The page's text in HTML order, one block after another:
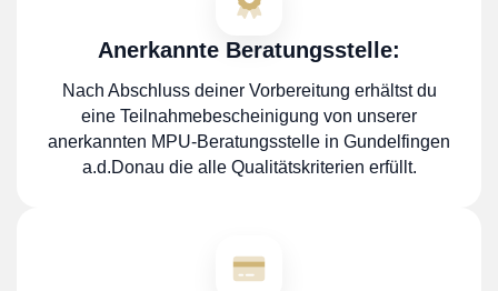
Anerkannte Beratungsstelle:
Nach Abschluss deiner Vorbereitung erhältst du
eine Teilnahmebescheinigung von unserer
anerkannten MPU-Beratungsstelle in Gundelfingen
a.d.Donau die alle Qualitätskriterien erfüllt.